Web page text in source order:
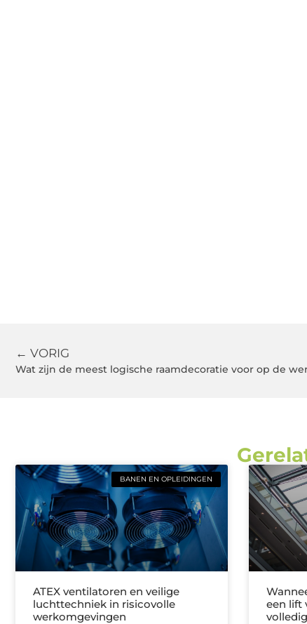
← VORIG
Wat zijn de meest logische raamdecoratie voor op de
BANEN EN OPLEIDINGEN
ATEX ventilatoren en veilige
luchttechniek in risicovolle
werkomgevingen
een lift